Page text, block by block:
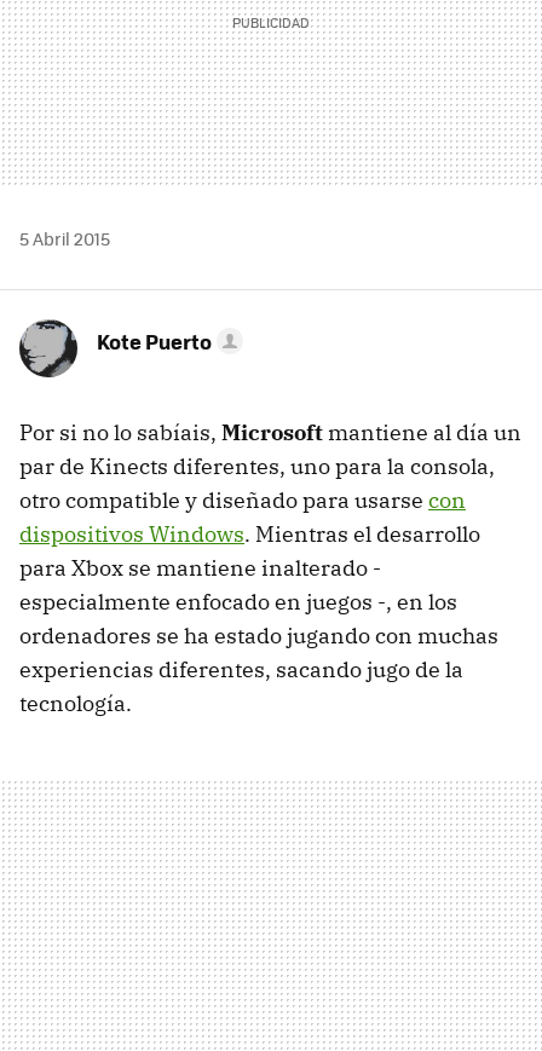
5 Abril 2015
Kote Puerto
Por si no lo sabíais, Microsoft mantiene al día un
par de Kinects diferentes, uno para la consola,
otro compatible y diseñado para usarse con
dispositivos Windows. Mientras el desarrollo
para Xbox se mantiene inalterado -
especialmente enfocado en juegos -, en los
ordenadores se ha estado jugando con muchas
experiencias diferentes, sacando jugo de la
tecnología.